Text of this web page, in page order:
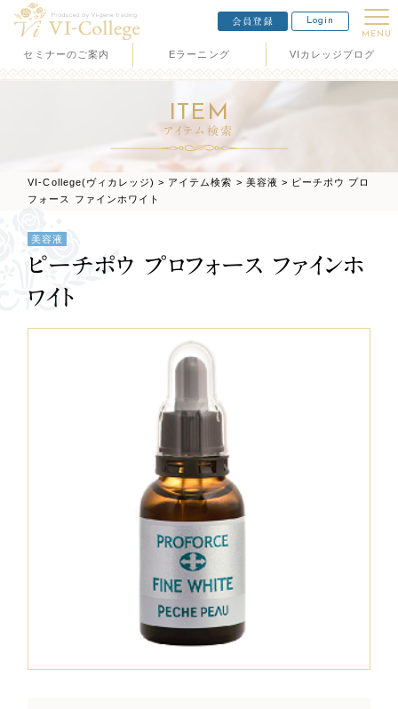
会員登録 Login
MENU
セミナーのご案内 Eラーニング VIカレッジブログ
ITEM
アイテム検索
VI-College(ヴィカレッジ) > アイテム検索 > 美容液 > ピーチポウ プロ
フォース ファインホワイト
美容液
ピーチポウ プロフォース ファインホ
ワイト